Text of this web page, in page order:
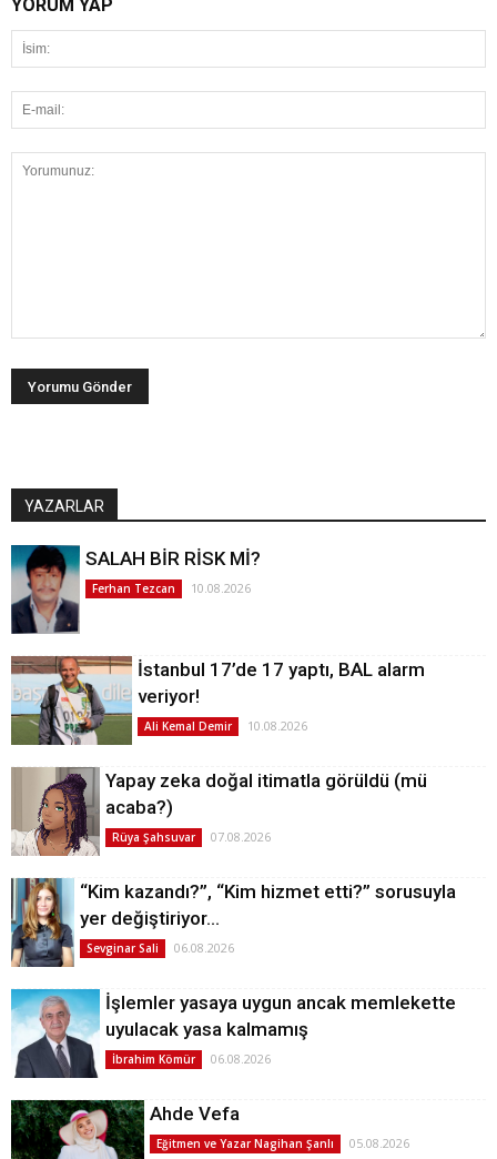
YORUM YAP
YAZARLAR
SALAH BİR RİSK Mİ?
Ferhan Tezcan 10.08.2026
İstanbul 17’de 17 yaptı, BAL alarm
veriyor!
Ali Kemal Demir 10.08.2026
Yapay zeka doğal itimatla görüldü (mü
acaba?)
Rüya Şahsuvar 07.08.2026
“Kim kazandı?”, “Kim hizmet etti?” sorusuyla
yer değiştiriyor…
Sevginar Sali 06.08.2026
İşlemler yasaya uygun ancak memlekette
uyulacak yasa kalmamış
İbrahim Kömür 06.08.2026
Ahde Vefa
Eğitmen ve Yazar Nagihan Şanlı 05.08.2026